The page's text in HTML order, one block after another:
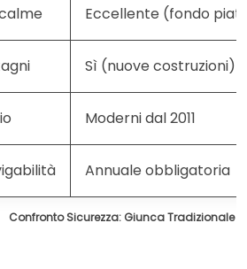
Confronto Sicurezza: Giunca Tradizionale
Eccellente (fondo
Sì (nuove costruzioni)
Moderni dal 2011
Annuale obbligatoria